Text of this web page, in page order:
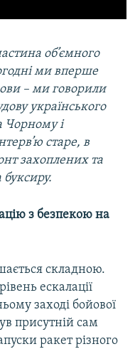
об’ємного
ми вперше
– ми говорили
українського
Чорному і
старе, в
захоплених та
буксиру.
з безпекою на
складною.
ескалації
заході бойової
присутній сам
ракет різного